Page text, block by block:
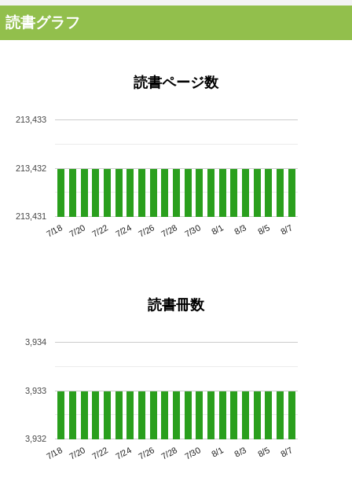
読書グラフ
読書ページ数
7/18 7/20 7/22 7/24 7/26 7/28 7/30 8/1 8/3 8/5 8/7
213,431
213,432
213,433
読書冊数
7/18 7/20 7/22 7/24 7/26 7/28 7/30 8/1 8/3 8/5 8/7
3,932
3,933
3,934